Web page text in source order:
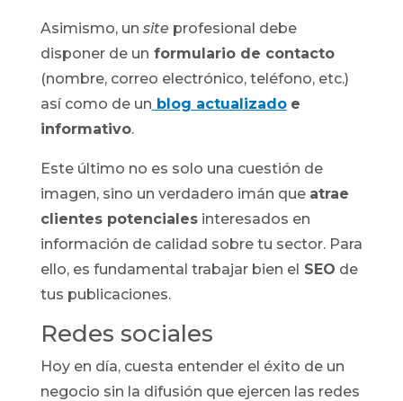
Asimismo, un siteprofesional debe
disponer de un formulario de contacto
(nombre, correo electrónico, teléfono, etc.)
así como de un blog actualizado e
informativo.
Este último no es solo una cuestión de
imagen, sino un verdadero imán que atrae
clientes potencialesinteresados en
información de calidad sobre tu sector. Para
ello, es fundamental trabajar bien el SEO de
tus publicaciones.
Redes sociales
Hoy en día, cuesta entender el éxito de un
negocio sin la difusión que ejercen las redes